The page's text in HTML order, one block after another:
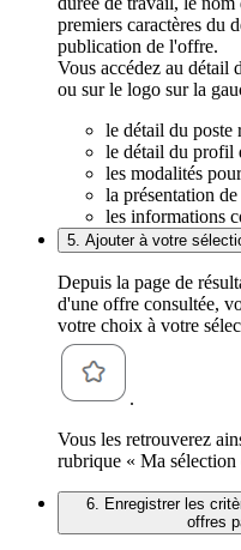
premiers caractères du
publication de l'offre.
Vous accédez au détail
ou sur le logo sur la
le détail du poste
le détail du profil
les modalités
la présentation
les informations
5. Ajouter à votre
Depuis la page de
d'une offre consultée,
votre choix à votre
.
Vous les retrouverez
rubrique « Ma sélection
6. Enregistrer les
offres